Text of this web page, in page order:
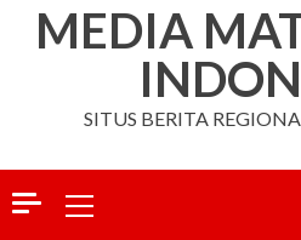
MEDIA
SITUS BERITA
Primary